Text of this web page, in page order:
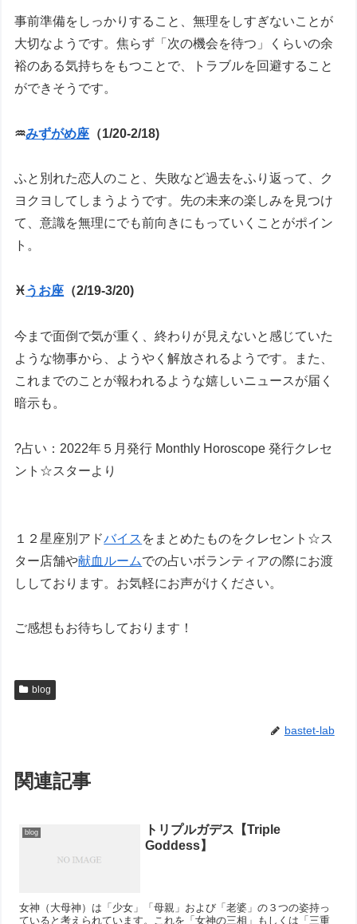
事前準備をしっかりすること、無理をしすぎないことが
大切なようです。焦らず「次の機会を待つ」くらいの余
裕のある気持ちをもつことで、トラブルを回避すること
ができそうです。
♒みずがめ座 （1/20-2/18)
ふと別れた恋人のこと、失敗など過去をふり返って、ク
ヨクヨしてしまうようです。先の未来の楽しみを見つけ
て、意識を無理にでも前向きにもっていくことがポイン
ト。
♓うお座 （2/19-3/20)
今まで面倒で気が重く、終わりが見えないと感じていた
ような物事から、ようやく解放されるようです。また、
これまでのことが報われるような嬉しいニュースが届く
暗示も。
?占い：2022年５月発行 Monthly Horoscope 発行クレセ
ント☆スターより
１２星座別アドバイス をまとめたものをクレセント☆ス
ター店舗や献血ルームでの占いボランティアの際にお渡
ししております。お気軽にお声がけください。
ご感想もお待ちしております！
blog
bastet-lab
関連記事
blog
トリプルガデス【Triple
Goddess】
女神（大母神）は「少女」「母親」および「老婆」の３つの姿持っ
ていると考えられています。これを「女神の三相」もしくは「三重